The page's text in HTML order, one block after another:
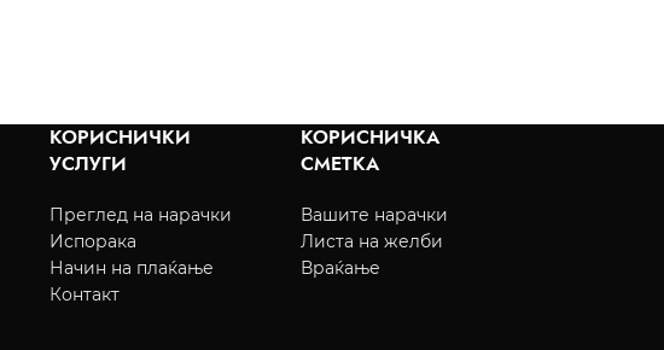
КОРИСНИЧКИ
УСЛУГИ
Преглед на нарачки
Испорака
Начин на плаќање
Контакт
КОРИСНИЧКА
СМЕТКА
Вашите нарачки
Листа на желби
Враќање